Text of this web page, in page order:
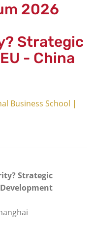
2026
Strategic
- China
Business School |
Strategic